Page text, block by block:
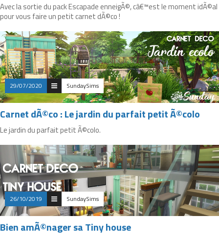
Avec la sortie du pack Escapade enneigÃ©, câ€™est le moment idÃ©al
pour vous faire un petit carnet dÃ©co !
29/07/2020 SundaySims
Carnet dÃ©co : Le jardin du parfait petit Ã©colo
Le jardin du parfait petit Ã©colo.
26/10/2019 SundaySims
Bien amÃ©nager sa Tiny house